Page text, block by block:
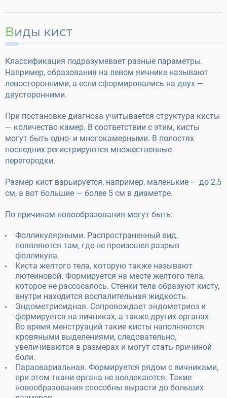
Виды кист
Классификация подразумевает разные параметры.
Например, образования на левом яичнике называют
левосторонними, а если сформировались на двух —
двусторонними.
При постановке диагноза учитывается структура кисты
— количество камер. В соответствии с этим, кисты
могут быть одно- и многокамерными. В полостях
последних регистрируются множественные
перегородки.
Размер кист варьируется, например, маленькие — до 2,5
см, а вот большие — более 5 см в диаметре.
По причинам новообразования могут быть:
Фолликулярными. Распространенный вид,
появляются там, где не произошел разрыв
фолликула.
Киста желтого тела, которую также называют
лютеиновой. Формируется на месте желтого тела,
которое не рассосалось. Стенки тела образуют кисту,
внутри находится воспалительная жидкость.
Эндометриоидная. Сопровождает эндометриоз и
формируется на яичниках, а также других органах.
Во время менструаций такие кисты наполняются
кровяными выделениями, следовательно,
увеличиваются в размерах и могут стать причиной
боли.
Параовариальная. Формируется рядом с яичниками,
при этом ткани органа не вовлекаются. Такие
новообразования способны вырасти до больших